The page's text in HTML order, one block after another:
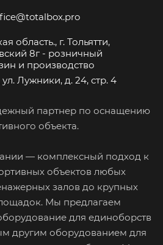
область., г. Тольятти,
8г - розничный
и производство
ул. Лужники, д. 24, стр. 4
партнер по оснащению
объекта.
— комплексный подход к
объектов любых
залов до крупных
Мы предлагаем
для единоборств
другим оборудованием для